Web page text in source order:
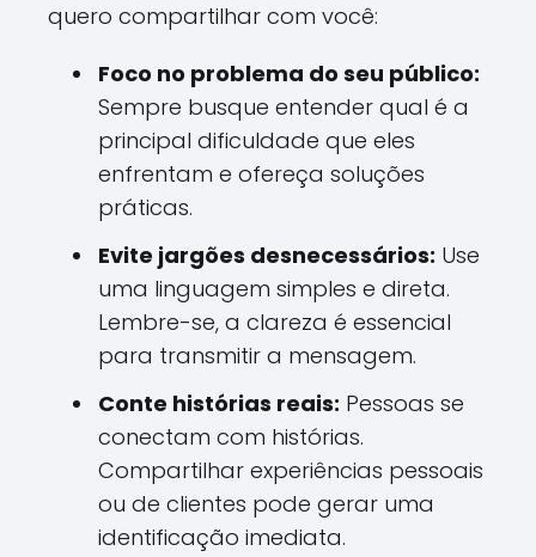
quero compartilhar com você:
Foco no problema do seu público:
Sempre busque entender qual é a
principal dificuldade que eles
enfrentam e ofereça soluções
práticas.
Evite jargões desnecessários: Use
uma linguagem simples e direta.
Lembre-se, a clareza é essencial
para transmitir a mensagem.
Conte histórias reais: Pessoas se
conectam com histórias.
Compartilhar experiências pessoais
ou de clientes pode gerar uma
identificação imediata.